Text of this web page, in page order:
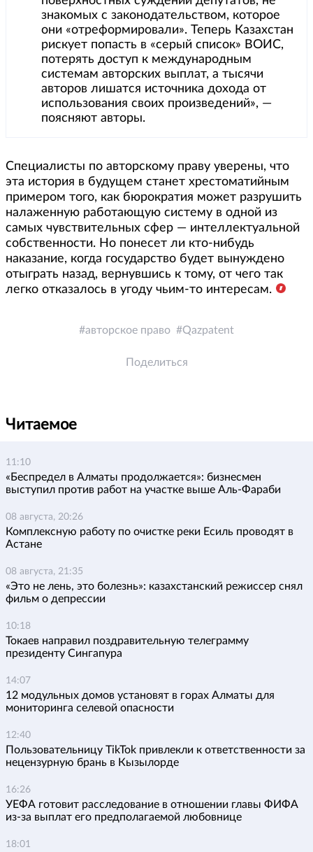
знакомых с законодательством, которое
они «отреформировали». Теперь Казахстан
рискует попасть в «серый список» ВОИС,
потерять доступ к международным
системам авторских выплат, а тысячи
авторов лишатся источника дохода от
использования своих произведений», —
поясняют авторы.
Специалисты по авторскому праву уверены, что
эта история в будущем станет хрестоматийным
примером того, как бюрократия может разрушить
налаженную работающую систему в одной из
самых чувствительных сфер — интеллектуальной
собственности. Но понесет ли кто-нибудь
наказание, когда государство будет вынуждено
отыграть назад, вернувшись к тому, от чего так
легко отказалось в угоду чьим-то интересам.
авторское право Qazpatent
Поделиться
Читаемое
11:10
«Беспредел в Алматы продолжается»: бизнесмен
выступил против работ на участке выше Аль-Фараби
08 августа, 20:26
Комплексную работу по очистке реки Есиль проводят в
Астане
08 августа, 21:35
«Это не лень, это болезнь»: казахстанский режиссер снял
фильм о депрессии
10:18
Токаев направил поздравительную телеграмму
президенту Сингапура
14:07
12 модульных домов установят в горах Алматы для
мониторинга селевой опасности
12:40
Пользовательницу TikTok привлекли к ответственности за
нецензурную брань в Кызылорде
16:26
УЕФА готовит расследование в отношении главы ФИФА
из-за выплат его предполагаемой любовнице
18:01